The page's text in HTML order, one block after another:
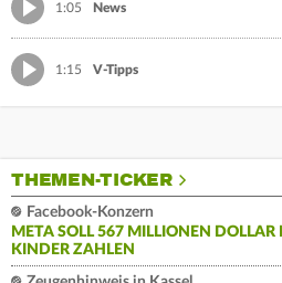
1:05 News
1:15 V-Tipps
THEMEN-TICKER
Facebook-Konzern
META SOLL 567 MILLIONEN DOLLAR
KINDER ZAHLEN